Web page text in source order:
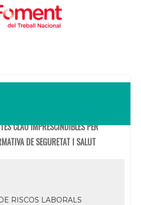
CLAU IMPRESCINDIBLES PER
DE SEGURETAT I SALUT
RISCOS LABORALS